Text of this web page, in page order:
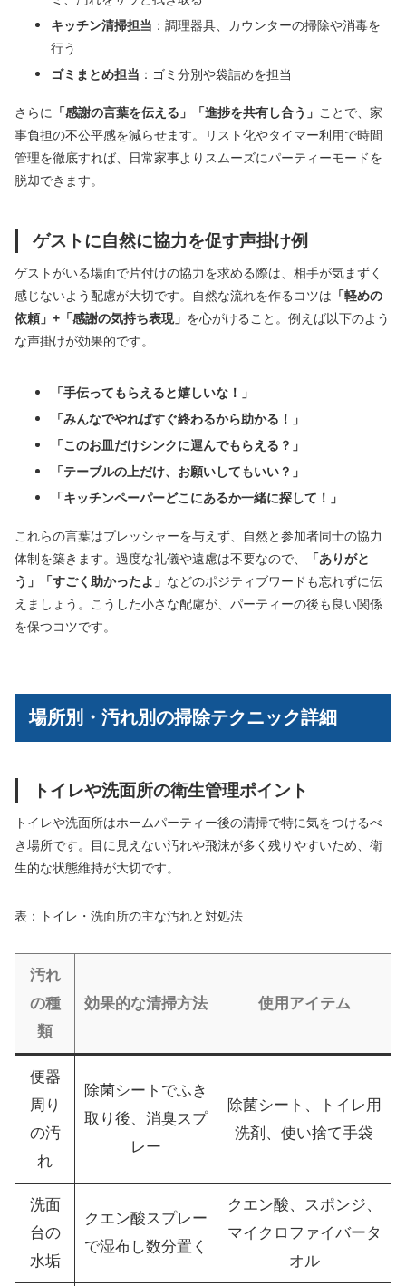
キッチン清掃担当 ：調理器具、カウンターの掃除や消毒を
行う
ゴミまとめ担当 ：ゴミ分別や袋詰めを担当
さらに 「感謝の言葉を伝える」「進捗を共有し合う」 ことで、家
事負担の不公平感を減らせます。リスト化やタイマー利用で時間
管理を徹底すれば、日常家事よりスムーズにパーティーモードを
脱却できます。
ゲストに自然に協力を促す声掛け例
ゲストがいる場面で片付けの協力を求める際は、相手が気まずく
感じないよう配慮が大切です。自然な流れを作るコツは 「軽めの
依頼」+「感謝の気持ち表現」 を心がけること。例えば以下のよう
な声掛けが効果的です。
「手伝ってもらえると嬉しいな！」
「みんなでやればすぐ終わるから助かる！」
「このお皿だけシンクに運んでもらえる？」
「テーブルの上だけ、お願いしてもいい？」
「キッチンペーパーどこにあるか一緒に探して！」
これらの言葉はプレッシャーを与えず、自然と参加者同士の協力
体制を築きます。過度な礼儀や遠慮は不要なので、
「ありがと
う」「すごく助かったよ」 などのポジティブワードも忘れずに伝
えましょう。こうした小さな配慮が、パーティーの後も良い関係
を保つコツです。
場所別・汚れ別の掃除テクニック詳細
トイレや洗面所の衛生管理ポイント
トイレや洗面所はホームパーティー後の清掃で特に気をつけるべ
き場所です。目に見えない汚れや飛沫が多く残りやすいため、衛
生的な状態維持が大切です。
表：トイレ・洗面所の主な汚れと対処法
汚れ
の種
類
効果的な清掃方法 使用アイテム
便器
周り
の汚
れ
除菌シートでふき
取り後、消臭スプ
レー
除菌シート、トイレ用
洗剤、使い捨て手袋
洗面
台の
水垢
クエン酸スプレー
で湿布し数分置く
クエン酸、スポンジ、
マイクロファイバータ
オル